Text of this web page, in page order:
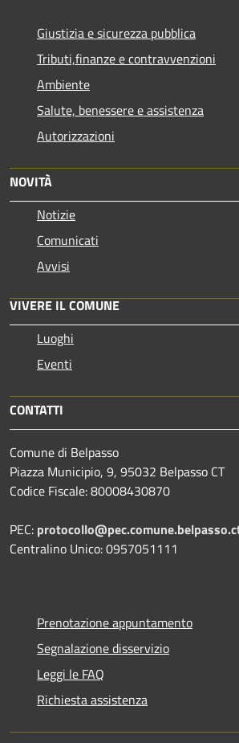
Giustizia e sicurezza pubblica
Tributi,finanze e contravvenzioni
Ambiente
Salute, benessere e assistenza
Autorizzazioni
NOVITÀ
Notizie
Comunicati
Avvisi
VIVERE IL COMUNE
Luoghi
Eventi
CONTATTI
Comune di Belpasso
Piazza Municipio, 9, 95032 Belpasso CT
Codice Fiscale: 80008430870
PEC:
Centralino Unico: 0957051111
Prenotazione appuntamento
Segnalazione disservizio
Leggi le FAQ
Richiesta assistenza